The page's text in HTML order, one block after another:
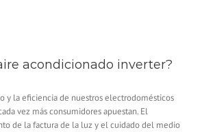
acondicionado inverter?
y la eficiencia de nuestros electrodomésticos
vez más consumidores apuestan. El
de la factura de la luz y el cuidado del medio